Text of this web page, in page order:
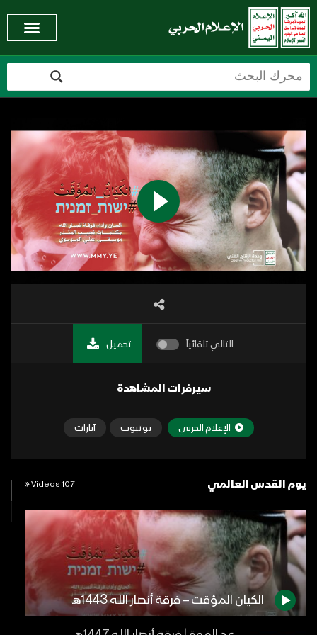
التالي تلقائياً تحميل
سيرفرات المشاهدة
الإعلام الحربي يوتيوب آبارات
يوم القدس العالمي 107 Videos
الكيان المؤقت – فرقة أنصار الله 1443هـ